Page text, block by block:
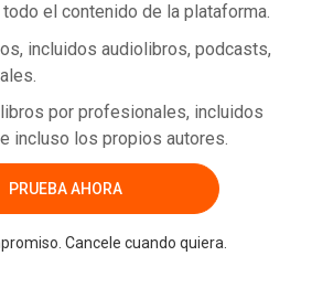
el contenido de la plataforma.
incluidos audiolibros, podcasts,
por profesionales, incluidos
incluso los propios autores.
PRUEBA AHORA
Cancele cuando quiera.